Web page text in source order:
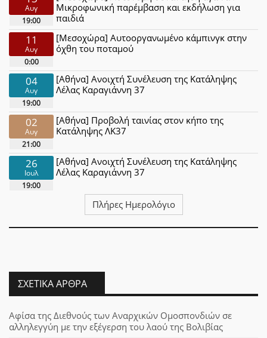
Αυγ
19:00
Μικροφωνική παρέμβαση και εκδήλωση για
παιδιά
11
Αυγ
0:00
[Μεσοχώρα] Αυτοοργανωμένο κάμπινγκ στην
όχθη του ποταμού
04
Αυγ
19:00
[Αθήνα] Ανοιχτή Συνέλευση της Κατάληψης
Λέλας Καραγιάννη 37
02
Αυγ
21:00
[Αθήνα] Προβολή ταινίας στον κήπο της
Κατάληψης ΛΚ37
26
Ιουλ
19:00
[Αθήνα] Ανοιχτή Συνέλευση της Κατάληψης
Λέλας Καραγιάννη 37
Πλήρες Ημερολόγιο
ΣΧΕΤΙΚΆ ΆΡΘΡΑ
Αφίσα της Διεθνούς των Αναρχικών Ομοσπονδιών σε
αλληλεγγύη με την εξέγερση του λαού της Βολιβίας